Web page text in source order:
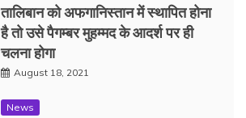
तालिबान को अफगानिस्तान में स्थापित होना
है तो उसे पैगम्बर मुहम्मद के आदर्श पर ही
चलना होगा
August 18, 2021
News